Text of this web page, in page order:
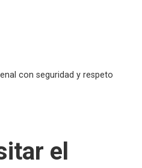
con seguridad y respeto
el